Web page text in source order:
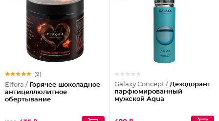
(9)
Elfora / Горячее шоколадное
антицеллюлитное
обертывание
Galaxy Concept / Дезодорант
парфюмированный
мужской Aqua